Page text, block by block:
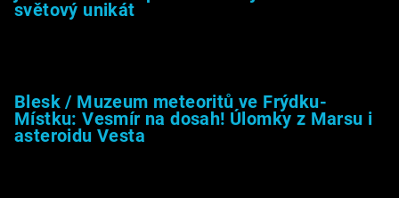
světový unikát
Blesk / Muzeum meteoritů ve Frýdku-
Místku: Vesmír na dosah! Úlomky z Marsu i
asteroidu Vesta